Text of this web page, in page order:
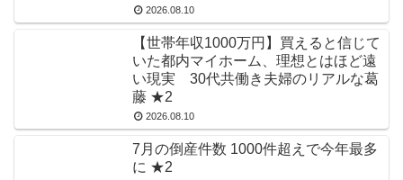
2026.08.10
【世帯年収1000万円】買えると信じて
いた都内マイホーム、理想とはほど遠
い現実 30代共働き夫婦のリアルな葛
藤 ★2
2026.08.10
7月の倒産件数 1000件超えで今年最多
に ★2